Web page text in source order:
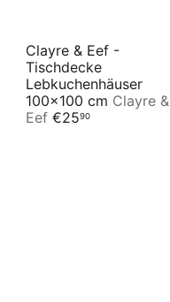
Clayre & Eef -
Tischdecke
Lebkuchenhäuser
100x100 cm Clayre &
Eef €2590